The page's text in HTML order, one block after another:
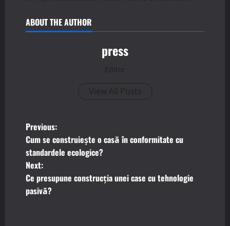
ABOUT THE AUTHOR
press
Editor
View All Posts
P
o
s
t
Previous:
Cum se construiește o casă în conformitate cu
standardele ecologice?
Next:
Ce presupune construcția unei case cu tehnologie
pasivă?